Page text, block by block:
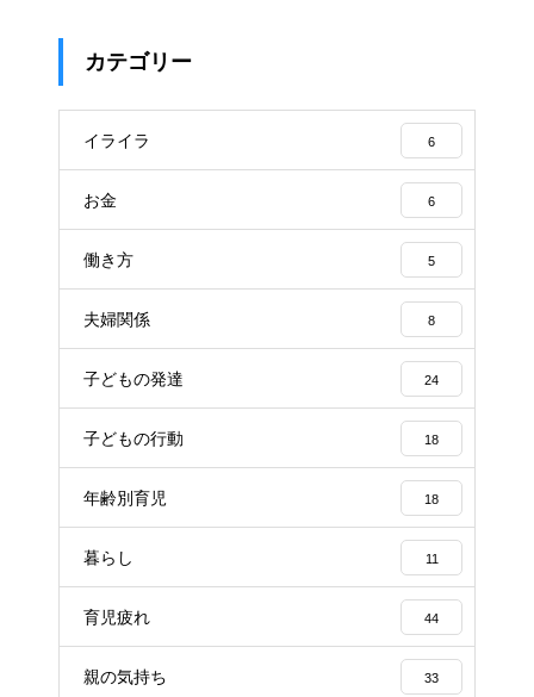
カテゴリー
イライラ 6
お金 6
働き方 5
夫婦関係 8
子どもの発達 24
子どもの行動 18
年齢別育児 18
暮らし 11
育児疲れ 44
親の気持ち 33